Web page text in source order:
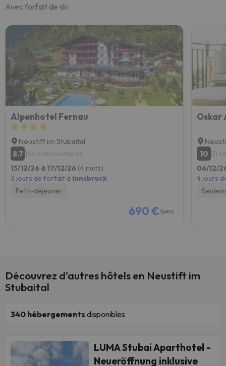
Avec forfait de ski
Alpenhotel Fernau
Neustift im Stubaital
8.7 166 commentaires
13/12/26 à 17/12/26 (4 nuits)
3 jours de forfait à Innsbruck
Petit-déjeuner
690 €/pers.
Oskar
10 21
06/12/
4 jours
Découvrez d'autres hôtels en Neustift im
Stubaital
340 hébergements disponibles
LUMA Stubai Aparthotel -
Neueröffnung inklusive